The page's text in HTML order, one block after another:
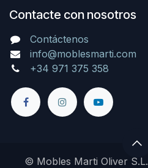
Contacte con nosotros
Contáctenos
info@moblesmarti.com
+34 971 375 358
© Mobles Marti Oliver S.L.